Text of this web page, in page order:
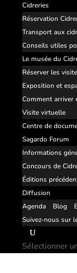
Cidreries
Réservation
Transport aux
Conseils utiles
Le musée du
Réserver les
Exposition et
Comment arriver
Visite virtuelle
Centre de
Sagardo Forum
Informations
Concours de
Éditions
Diffusion
Agenda
Blog
Suivez-nous sur
Sélectionner